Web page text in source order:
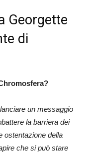
Georgette
di
un messaggio
la barriera dei
ostentazione della
che si può stare